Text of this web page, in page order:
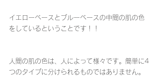
イエローベースとブルーベースの中間の肌の色
をしているということです！！
人間の肌の色は、人によって様々です。簡単に4
つのタイプに分けられるものではありません。